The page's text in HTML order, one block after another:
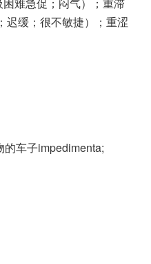
迟缓；很不敏捷）；重涩
车子impedimenta;